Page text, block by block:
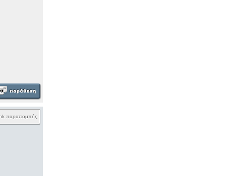
παραπομπής